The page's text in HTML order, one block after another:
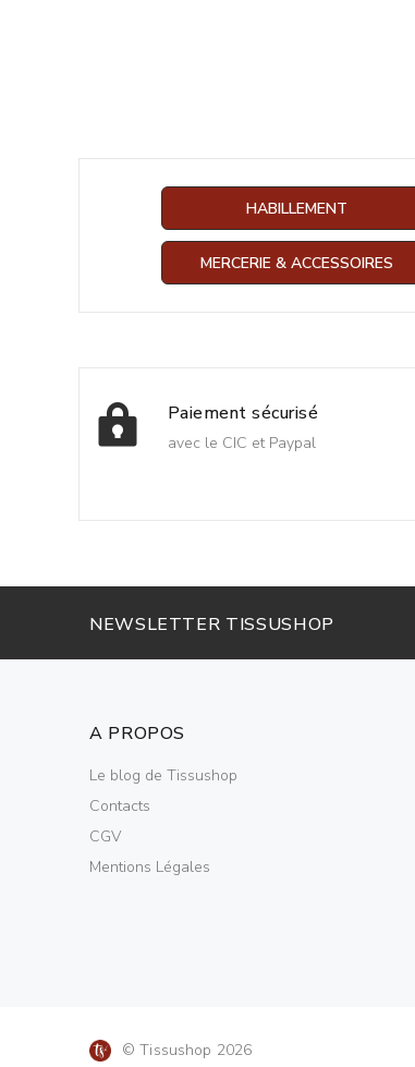
HABILLEMENT
MERCERIE & ACCESSOIRES
Paiement sécurisé
avec le CIC et Paypal
NEWSLETTER TISSUSHOP
A PROPOS
Le blog de Tissushop
Contacts
CGV
Mentions Légales
© Tissushop 2026